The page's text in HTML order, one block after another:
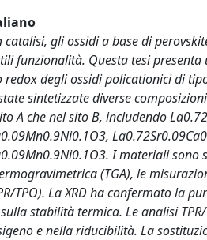
catalisi, gli ossidi a base di
funzionalità. Questa tesi
degli ossidi policationici di
sintetizzate diverse
A che nel sito B, includendo
I materiali
(TGA), le
TPO). La XRD ha confermato la
stabilità termica. Le analisi
e nella riducibilità. La